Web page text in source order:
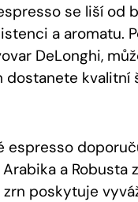
se liší od
a aromatu.
DeLonghi,
dostanete kvalitní
espresso
a Robusta
poskytuje